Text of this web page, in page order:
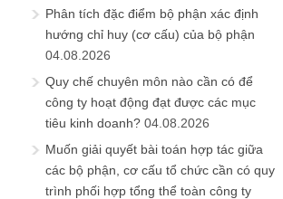
Phân tích đặc điểm bộ phận xác định
hướng chỉ huy (cơ cấu) của bộ phận
04.08.2026
Quy chế chuyên môn nào cần có để
công ty hoạt động đạt được các mục
tiêu kinh doanh? 04.08.2026
Muốn giải quyết bài toán hợp tác giữa
các bộ phận, cơ cấu tổ chức cần có quy
trình phối hợp tổng thể toàn công ty